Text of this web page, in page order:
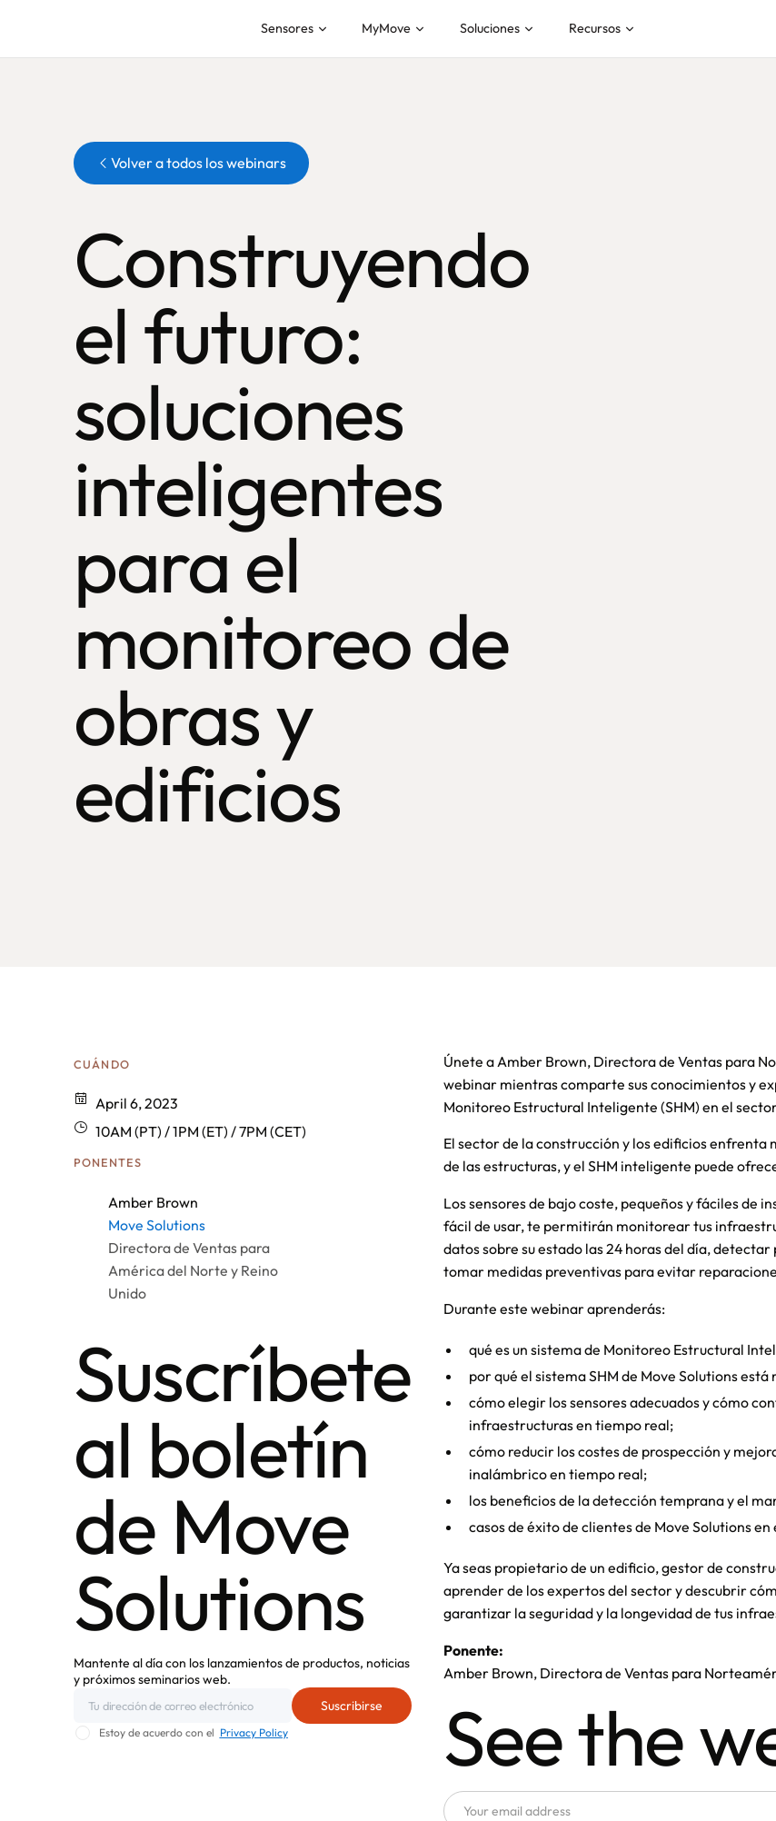
Sensores MyMove Soluciones Recursos
Volver a todos los webinars
Construyendo
el futuro:
soluciones
inteligentes
para el
monitoreo de
obras y
edificios
CUÁNDO
April 6, 2023
10AM (PT) / 1PM (ET) / 7PM (CET)
PONENTES
Amber Brown
Move Solutions
Directora de Ventas para
América del Norte y Reino
Unido
Suscríbete
al boletín
de Move
Solutions
Mantente al día con los lanzamientos de productos, noticias
y próximos seminarios web.
Estoy de acuerdo con el Privacy Policy
Únete a Amber Brown, Directora de Ventas para
webinar mientras comparte sus conocimientos y
Monitoreo Estructural Inteligente (SHM) en el
El sector de la construcción y los edificios
de las estructuras, y el SHM inteligente puede
Los sensores de bajo coste, pequeños y fáciles de
fácil de usar, te permitirán monitorear tus
datos sobre su estado las 24 horas del día,
tomar medidas preventivas para evitar
Durante este webinar aprenderás:
qué es un sistema de Monitoreo Estructural
por qué el sistema SHM de Move Solutions
cómo elegir los sensores adecuados y cómo
infraestructuras en tiempo real;
cómo reducir los costes de prospección y
inalámbrico en tiempo real;
los beneficios de la detección temprana y el
casos de éxito de clientes de Move Solutions
Ya seas propietario de un edificio, gestor de
aprender de los expertos del sector y descubrir
garantizar la seguridad y la longevidad de tus
Ponente:
Amber Brown, Directora de Ventas para
See the